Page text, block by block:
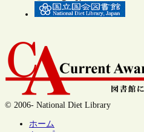
© 2006- National Diet Library
ホーム